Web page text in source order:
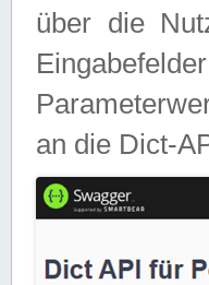
über die
an die Dict-